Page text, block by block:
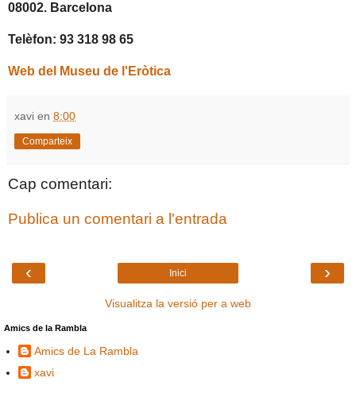
08002. Barcelona
Telèfon: 93 318 98 65
Web del Museu de l'Eròtica
xavi en 8:00
Comparteix
Cap comentari:
Publica un comentari a l'entrada
‹ ›
Inici
Visualitza la versió per a web
Amics de la Rambla
Amics de La Rambla
xavi